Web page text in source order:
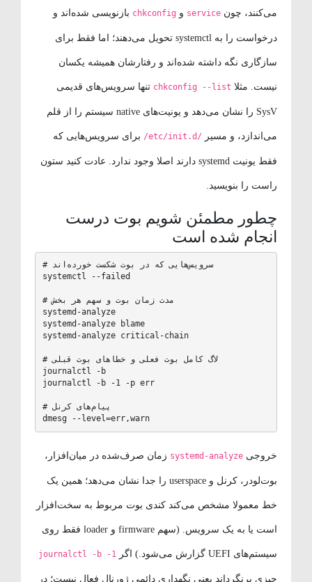
می‌کنند، چون service و chkconfig بازنویسی شده‌اند و
درخواست را به systemctl تحویل می‌دهند؛ اما فقط برای
سازگاری نگه داشته شده‌اند و رفتارشان همیشه یکسان
نیست. مثلا chkconfig --list تنها سرویس‌های قدیمی
SysV را نشان می‌دهد و یونیت‌های native سیستم را از قلم
می‌اندازد، و مسیر /etc/init.d/ برای سرویس‌هایی که
فقط یونیت systemd دارند اصلا وجود ندارد. عادت کنید ستون
راست را بنویسید.
چطور مطمئن شویم بوت درست
انجام شده است
# سرویس‌هایی که در بوت شکست خورده‌اند
systemctl --failed
# مدت زمان بوت و سهم هر بخش
systemd-analyze
systemd-analyze blame
systemd-analyze critical-chain
# لاگ کامل بوت فعلی و خطاهای بوت قبلی
journalctl -b
journalctl -b -1 -p err
# پیام‌های کرنل
dmesg --level=err,warn
خروجی systemd-analyze زمان صرف‌شده در میان‌افزار،
بوت‌لودر، کرنل و userspace را جدا نشان می‌دهد؛ همین یک
خط معمولا مشخص می‌کند کندی بوت مربوط به سخت‌افزار
است یا به یک سرویس. (سهم firmware و loader فقط روی
سیستم‌های UEFI گزارش می‌شود.) اگر journalctl -b -1
چیزی برنگرداند یعنی نگهداری دائمی ژورنال فعال نیست؛ در